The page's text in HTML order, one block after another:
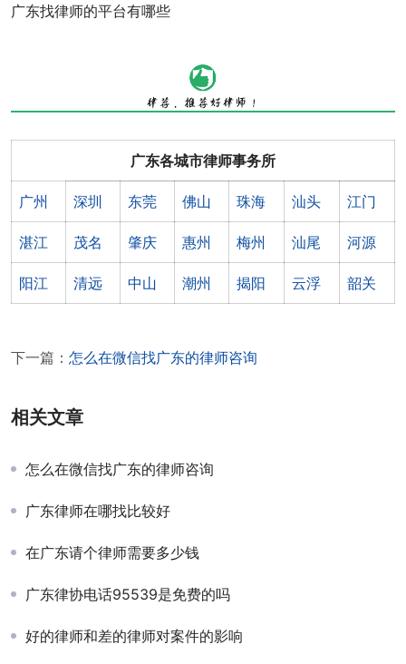
广东找律师的平台有哪些
广东各城市律师事务所
广州 深圳 东莞 佛山 珠海 汕头 江门
湛江 茂名 肇庆 惠州 梅州 汕尾 河源
阳江 清远 中山 潮州 揭阳 云浮 韶关
下一篇： 怎么在微信找广东的律师咨询
相关文章
怎么在微信找广东的律师咨询
广东律师在哪找比较好
在广东请个律师需要多少钱
广东律协电话95539是免费的吗
好的律师和差的律师对案件的影响